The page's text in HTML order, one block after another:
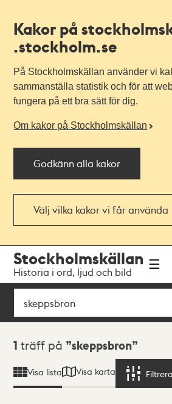
Kakor på
.stockholm.se
På Stockholmskällan använder vi
sammanställa statistik och för att
fungera på ett bra sätt för dig.
Om kakor på Stockholmskällan
Godkänn alla kakor
Välj vilka kakor vi får använda
navigationen
huvudinnehållet
Stockholmskällan
Historia i ord, ljud och bild
Sök
Sökresultat
1 träff på skeppsbron
Visa lista Visa karta Filtrera